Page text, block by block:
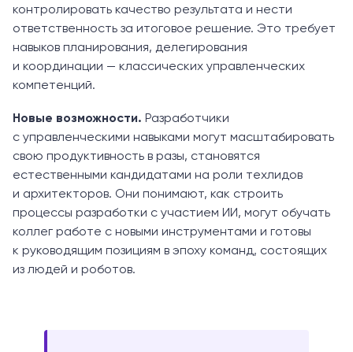
контролировать качество результата и нести
ответственность за итоговое решение. Это требует
навыков планирования, делегирования
и координации — классических управленческих
компетенций.
Новые возможности. Разработчики
с управленческими навыками могут масштабировать
свою продуктивность в разы, становятся
естественными кандидатами на роли техлидов
и архитекторов. Они понимают, как строить
процессы разработки с участием ИИ, могут обучать
коллег работе с новыми инструментами и готовы
к руководящим позициям в эпоху команд, состоящих
из людей и роботов.